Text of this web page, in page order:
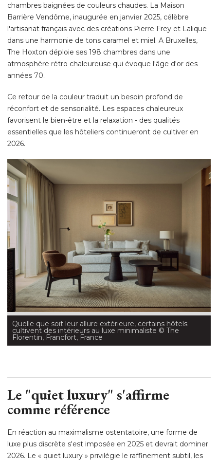
chambres baignées de couleurs chaudes. La Maison
Barrière Vendôme, inaugurée en janvier 2025, célèbre
l'artisanat français avec des créations Pierre Frey et Lalique
dans une harmonie de tons caramel et miel. A Bruxelles,
The Hoxton déploie ses 198 chambres dans une
atmosphère rétro chaleureuse qui évoque l'âge d'or des
années 70.
Ce retour de la couleur traduit un besoin profond de
réconfort et de sensorialité. Les espaces chaleureux
favorisent le bien-être et la relaxation - des qualités
essentielles que les hôteliers continueront de cultiver en
2026.
Quelle que soit leur allure extérieure, certains hôtels
cultivent des intérieurs au luxe minimaliste © The
Florentin, Francfort, France
Le "quiet luxury" s'affirme
comme référence
En réaction au maximalisme ostentatoire, une forme de
luxe plus discrète s'est imposée en 2025 et devrait dominer
2026. Le « quiet luxury » privilégie le raffinement subtil, les